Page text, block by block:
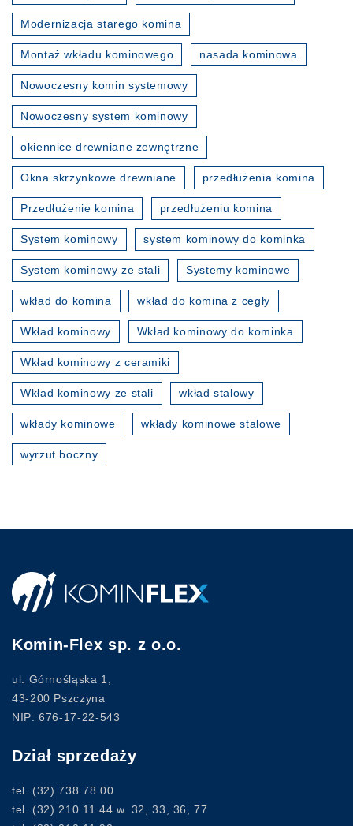
Modernizacja starego komina
Montaż wkładu kominowego nasada kominowa
Nowoczesny komin systemowy
Nowoczesny system kominowy
okiennice drewniane zewnętrzne
Okna skrzynkowe drewniane przedłużenia komina
Przedłużenie komina przedłużeniu komina
System kominowy system kominowy do kominka
System kominowy ze stali Systemy kominowe
wkład do komina wkład do komina z cegły
Wkład kominowy Wkład kominowy do kominka
Wkład kominowy z ceramiki
Wkład kominowy ze stali wkład stalowy
wkłady kominowe wkłady kominowe stalowe
wyrzut boczny
Komin-Flex sp. z o.o.
ul. Górnośląska 1,
43-200 Pszczyna
NIP: 676-17-22-543
Dział sprzedaży
tel. (32) 738 78 00
tel. (32) 210 11 44 w. 32, 33, 36, 77